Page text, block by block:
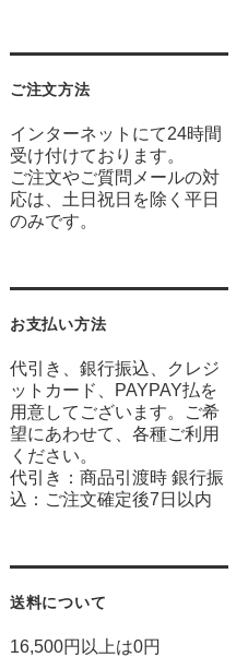
ご注文方法
インターネットにて24時間
受け付けております。
ご注文やご質問メールの対
応は、土日祝日を除く平日
のみです。
お支払い方法
代引き、銀行振込、クレジ
ットカード、PAYPAY払を
用意してございます。ご希
望にあわせて、各種ご利用
ください。
代引き：商品引渡時 銀行振
込：ご注文確定後7日以内
送料について
16,500円以上は0円